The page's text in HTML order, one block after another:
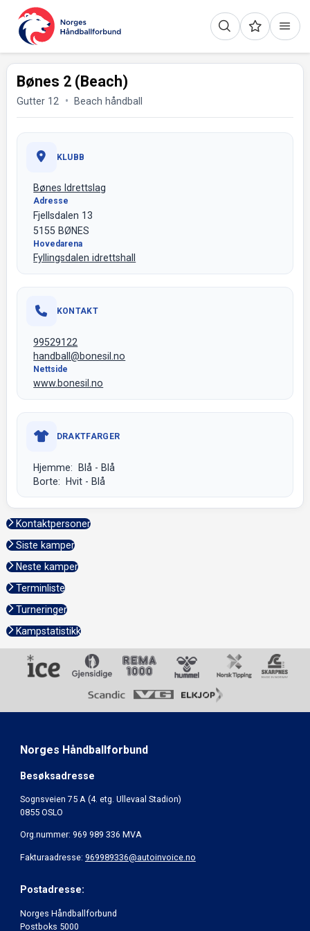
Bønes 2 (Beach)
Gutter 12 Beach håndball
KLUBB
Bønes Idrettslag
Adresse
Fjellsdalen 13
5155 BØNES
Hovedarena
Fyllingsdalen idrettshall
KONTAKT
99529122
handball@bonesil.no
Nettside
www.bonesil.no
DRAKTFARGER
Hjemme: Blå - Blå
Borte: Hvit - Blå
Kontaktpersoner
Siste kamper
Neste kamper
Terminliste
Turneringer
Kampstatistikk
Norges Håndballforbund
Besøksadresse
Sognsveien 75 A (4. etg. Ullevaal Stadion)
0855 OSLO
Org.nummer: 969 989 336 MVA
Fakturaadresse: 969989336@autoinvoice.no
Postadresse:
Norges Håndballforbund
Postboks 5000